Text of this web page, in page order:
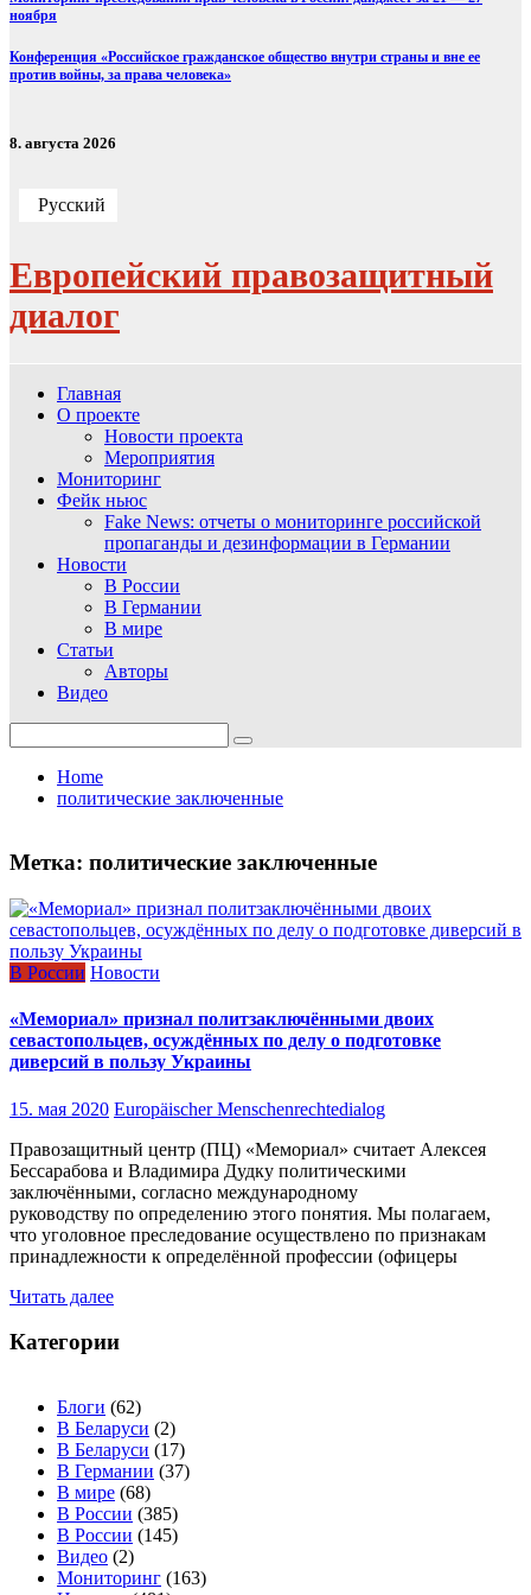
ноября
Конференция «Российское гражданское общество внутри страны и вне ее
против войны, за права человека»
8. августа 2026
Русский
Европейский правозащитный
диалог
Главная
О проекте
Новости проекта
Мероприятия
Мониторинг
Фейк ньюс
Fake News: отчеты о мониторинге российской
пропаганды и дезинформации в Германии
Новости
В России
В Германии
В мире
Статьи
Авторы
Видео
for:
Home
политические заключенные
Метка: политические заключенные
В России Новости
«Мемориал» признал политзаключёнными двоих
севастопольцев, осуждённых по делу о подготовке
диверсий в пользу Украины
15. мая 2020 Europäischer Menschenrechtedialog
Правозащитный центр (ПЦ) «Мемориал» считает Алексея
Бессарабова и Владимира Дудку политическими
заключёнными, согласно международному
руководству по определению этого понятия. Мы полагаем,
что уголовное преследование осуществлено по признакам
принадлежности к определённой профессии (офицеры
Читать далее
Категории
Блоги (62)
В Беларуси (2)
В Беларуси (17)
В Германии (37)
В мире (68)
В России (385)
В России (145)
Видео (2)
Мониторинг (163)